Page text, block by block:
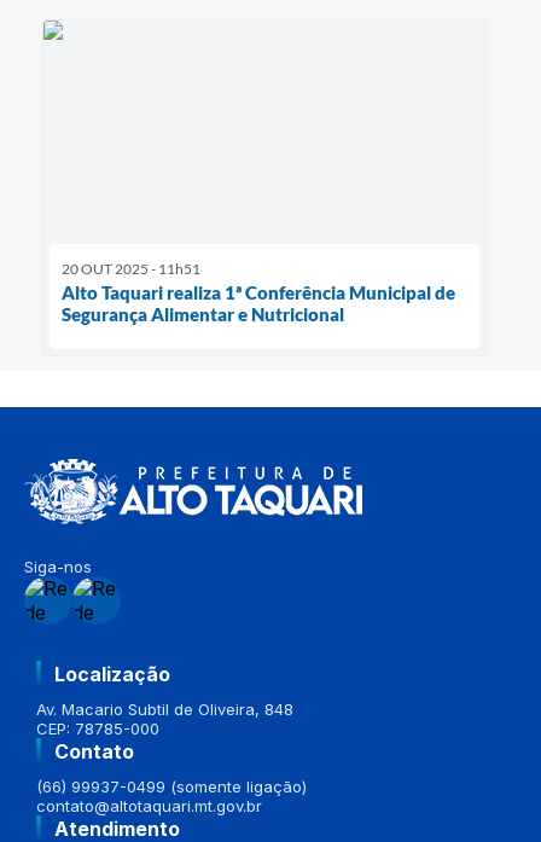
20 OUT 2025 - 11h51
Alto Taquari realiza 1ª Conferência Municipal de
Segurança Alimentar e Nutricional
Siga-nos
Localização
Av. Macario Subtil de Oliveira, 848
CEP: 78785-000
Contato
(66) 99937-0499 (somente ligação)
contato@altotaquari.mt.gov.br
Atendimento